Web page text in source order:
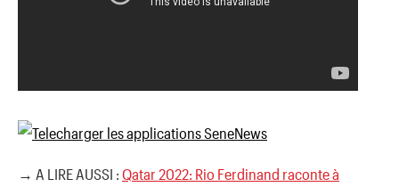
→ A LIRE AUSSI : Qatar 2022: Rio Ferdinand raconte à